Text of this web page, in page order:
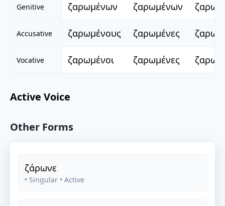
Genitive ζαρωμένων ζαρωμένων
Accusative ζαρωμένους ζαρωμένες
Vocative ζαρωμένοι ζαρωμένες
Active Voice
Other Forms
ζάρωνε
• Singular • Active